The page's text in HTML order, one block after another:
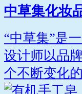
中草集化妆
“中草集”是
设计师以品
个不断变化